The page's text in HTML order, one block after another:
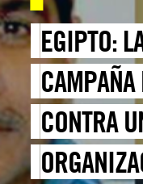
EGIPTO:
CONTRA